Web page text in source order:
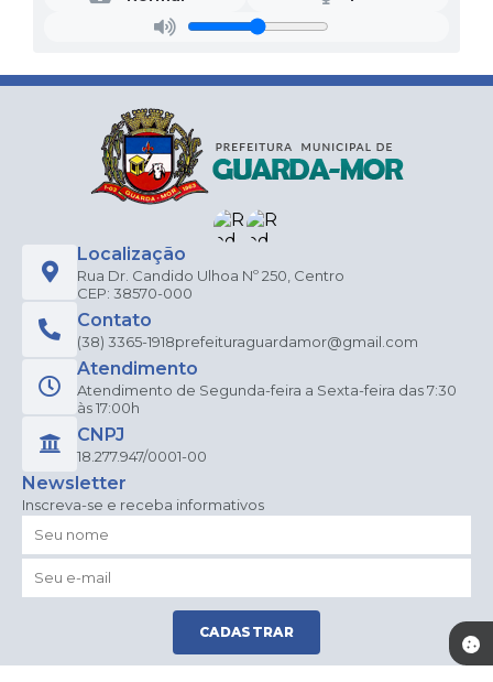
Localização
Rua Dr. Candido Ulhoa Nº 250, Centro
CEP: 38570-000
Contato
(38) 3365-1918prefeituraguardamor@gmail.com
Atendimento
Atendimento de Segunda-feira a Sexta-feira das 7:30
às 17:00h
CNPJ
18.277.947/0001-00
Newsletter
Inscreva-se e receba informativos
CADASTRAR